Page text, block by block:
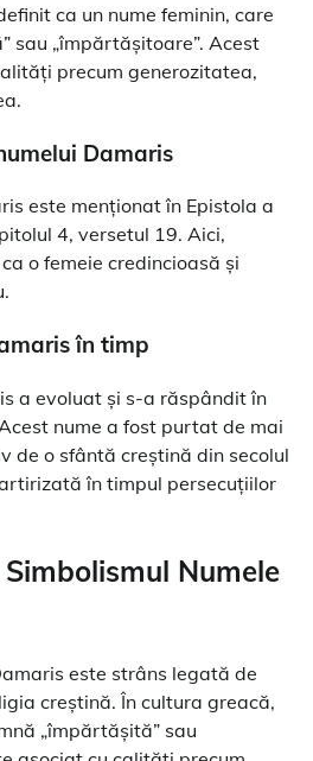
ca un nume feminin, care
sau „împărtășitoare”. Acest
precum generozitatea,
Damaris
este menționat în Epistola a
4, versetul 19. Aici,
o femeie credincioasă și
în timp
a evoluat și s-a răspândit în
nume a fost purtat de mai
de o sfântă creștină din secolul
în timpul persecuțiilor
Numele
este strâns legată de
creștină. În cultura greacă,
„împărtășită” sau